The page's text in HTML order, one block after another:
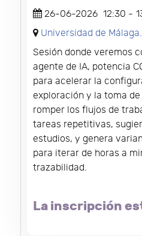
26-06-2026 12:30 -
Universidad de
Sesión donde veremos
agente de IA, potencia
para acelerar la
exploración y la toma
romper los flujos de
tareas repetitivas,
estudios, y genera
para iterar de horas a
trazabilidad.
La inscripción